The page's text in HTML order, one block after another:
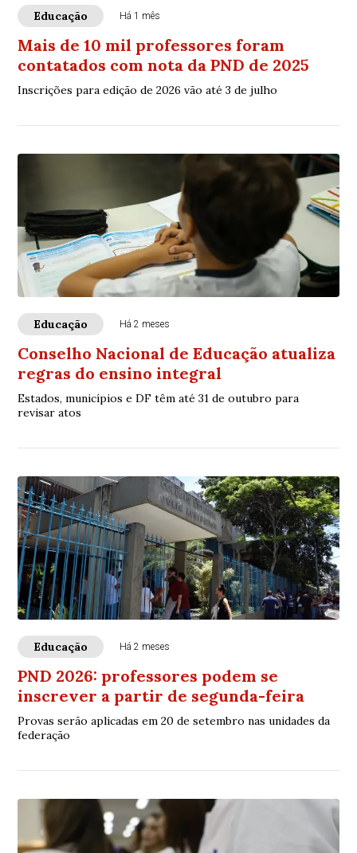
Educação Há 1 mês
Mais de 10 mil professores foram
contatados com nota da PND de 2025
Inscrições para edição de 2026 vão até 3 de julho
Educação Há 2 meses
Conselho Nacional de Educação atualiza
regras do ensino integral
Estados, municípios e DF têm até 31 de outubro para
revisar atos
Educação Há 2 meses
PND 2026: professores podem se
inscrever a partir de segunda-feira
Provas serão aplicadas em 20 de setembro nas unidades da
federação